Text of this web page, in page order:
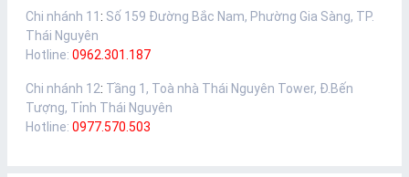
Chi nhánh 11 : Số 159 Đường Bắc Nam, Phường Gia Sàng, TP.
Thái Nguyên
Hotline: 0962.301.187
Chi nhánh 12: Tầng 1, Toà nhà Thái Nguyên Tower, Đ.Bến
Tượng, Tỉnh Thái Nguyên
Hotline: 0977.570.503